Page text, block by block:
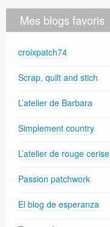
Mes blogs favoris
croixpatch74
Scrap, quilt and stich
L’atelier de Barbara
Simplement country
L’atelier de rouge cerise
Passion patchwork
El blog de esperanza